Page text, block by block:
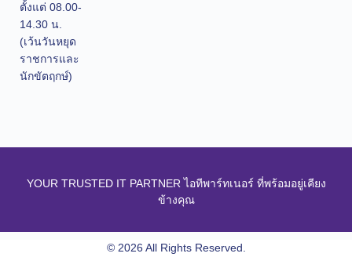
ตั้งแต่ 08.00-
14.30 น.
(เว้นวันหยุด
ราชการและ
นักขัตฤกษ์)
YOUR TRUSTED IT PARTNER ไอทีพาร์ทเนอร์ ที่พร้อมอยู่เคียง
ข้างคุณ
© 2026 All Rights Reserved.